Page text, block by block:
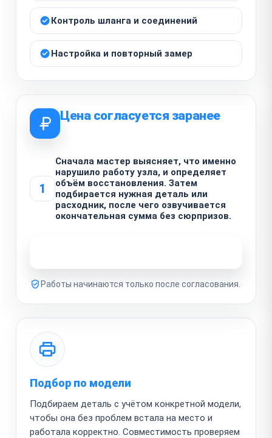
Контроль шланга и соединений
Настройка и повторный замер
Цена согласуется заранее
1
Сначала мастер выясняет, что именно
нарушило работу узла, и определяет
объём восстановления. Затем
подбирается нужная деталь или
расходник, после чего озвучивается
окончательная сумма без сюрпризов.
Работы начинаются только после согласования.
Подбор по модели
Подбираем деталь с учётом конкретной модели,
чтобы она без проблем встала на место и
работала корректно. Совместимость проверяем